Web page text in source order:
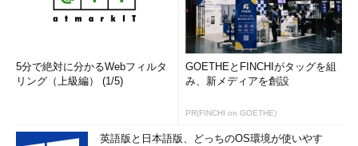
5分で絶対に分かるWebフィルタ
リング（上級編） (1/5)
GOETHEとFINCHIがタッグを組
み、新メディアを創設
PR(FINCHI on GOETHE)
英語版と日本語版、どっちのOS環境が使いやす